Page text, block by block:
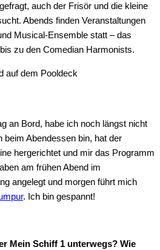
auch der Frisör und die kleine
Abends finden Veranstaltungen
Musical-Ensemble statt – das
zu den Comedian Harmonists.
an Bord, habe ich noch längst nicht
beim Abendessen bin, hat der
hergerichtet und mir das Programm
am frühen Abend im
angelegt und morgen führt mich
. Ich bin gespannt!
Mein Schiff 1 unterwegs? Wie